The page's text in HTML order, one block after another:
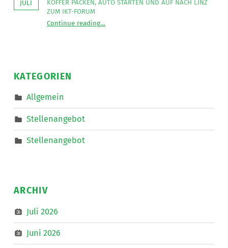
”
JULI
KOFFER PACKEN, AUTO STARTEN UND AUF NACH LINZ
ZUM IKT-FORUM
Continue readingUK-Beratungsstelle auf Tour in Linz
Koffer
…
KATEGORIEN
Allgemein
Stellenangebot
Stellenangebot
ARCHIV
Juli 2026
Juni 2026